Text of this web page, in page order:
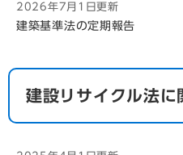
2026年7月1日更新
建築基準法の定期報告
建設リサイクル法に